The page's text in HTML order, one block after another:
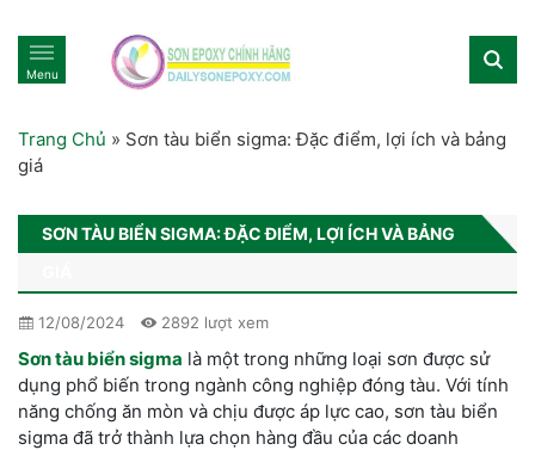
Menu
Trang Chủ » Sơn tàu biển sigma: Đặc điểm, lợi ích và bảng
giá
SƠN TÀU BIỂN SIGMA: ĐẶC ĐIỂM, LỢI ÍCH VÀ BẢNG
12/08/2024 2892 lượt xem
Sơn tàu biển sigma là một trong những loại sơn được sử
dụng phổ biến trong ngành công nghiệp đóng tàu. Với tính
năng chống ăn mòn và chịu được áp lực cao, sơn tàu biển
sigma đã trở thành lựa chọn hàng đầu của các doanh